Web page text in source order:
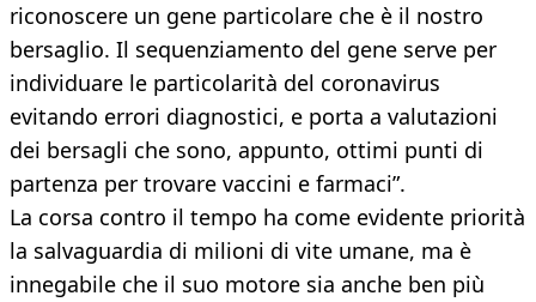
riconoscere un gene particolare che è il nostro
bersaglio. Il sequenziamento del gene serve per
individuare le particolarità del coronavirus
evitando errori diagnostici, e porta a valutazioni
dei bersagli che sono, appunto, ottimi punti di
partenza per trovare vaccini e farmaci”.
La corsa contro il tempo ha come evidente priorità
la salvaguardia di milioni di vite umane, ma è
innegabile che il suo motore sia anche ben più